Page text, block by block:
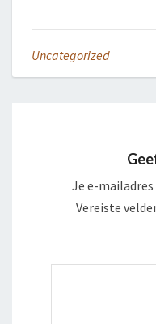
Uncategorized
Je e-
Vereiste